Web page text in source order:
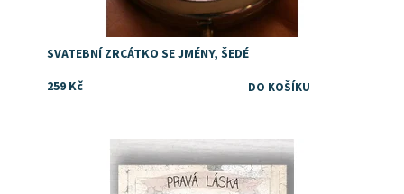
SVATEBNÍ ZRCÁTKO SE JMÉNY, ŠEDÉ
259 Kč
Dostupnost: Skladem